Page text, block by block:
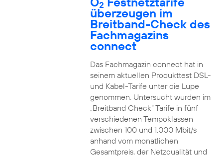
2
überzeugen im
Breitband-Check des
Fachmagazins
connect
Das Fachmagazin connect hat in
seinem aktuellen Produkttest DSL-
und Kabel-Tarife unter die Lupe
genommen. Untersucht wurden im
„Breitband Check“ Tarife in fünf
verschiedenen Tempoklassen
zwischen 100 und 1.000 Mbit/s
anhand vom monatlichen
Gesamtpreis, der Netzqualität und